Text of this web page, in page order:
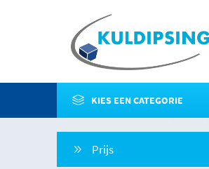
KIES EEN CATEGORIE
Prijs